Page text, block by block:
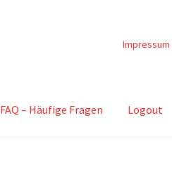
Impressum
FAQ – Häufige Fragen Logout